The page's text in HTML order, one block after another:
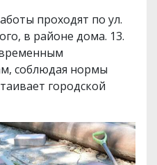
проходят по ул.
в районе дома. 13.
соблюдая нормы
городской